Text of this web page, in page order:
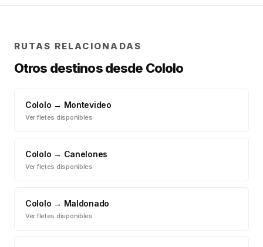
RUTAS RELACIONADAS
Otros destinos desde Cololo
Cololo → Montevideo
Ver fletes disponibles
Cololo → Canelones
Ver fletes disponibles
Cololo → Maldonado
Ver fletes disponibles